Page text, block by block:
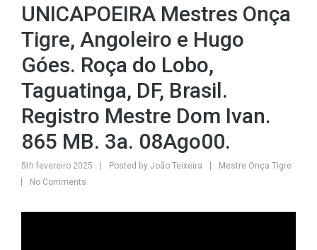
UNICAPOEIRA Mestres Onça
Tigre, Angoleiro e Hugo
Góes. Roça do Lobo,
Taguatinga, DF, Brasil.
Registro Mestre Dom Ivan.
865 MB. 3a. 08Ago00.
5th fevereiro 2025 Posted by João Teixeira
Mestre Onça Tigre
No Comments